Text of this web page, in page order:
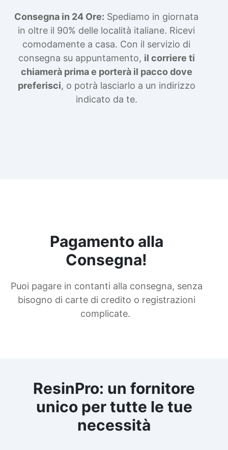
Consegna in 24 Ore: Spediamo in giornata
in oltre il 90% delle località italiane. Ricevi
comodamente a casa. Con il servizio di
consegna su appuntamento, il corriere ti
chiamerà prima e porterà il pacco dove
preferisci, o potrà lasciarlo a un indirizzo
indicato da te.
Pagamento alla
Consegna!
Puoi pagare in contanti alla consegna, senza
bisogno di carte di credito o registrazioni
complicate.
ResinPro: un fornitore
unico per tutte le tue
necessità